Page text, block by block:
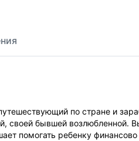
по стране и
своей бывшей возлюбленной.
помогать ребенку